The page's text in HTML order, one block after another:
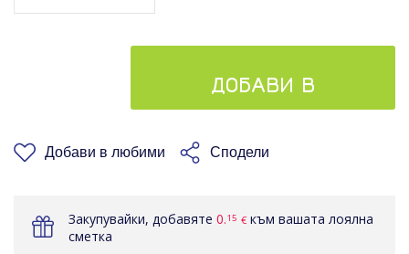
ДОБАВИ В
КОШНИЦАТА
Добави в любими Сподели
Закупувайки, добавяте 0.15 € към вашата лоялна
сметка